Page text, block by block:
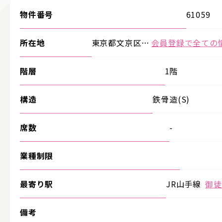
物件番号 61059
所在地 東京都文京区… 会員登録で全ての
階層 1階
構造 鉄骨造(S)
席数 -
業種制限
最寄り駅 JR山手線 御
備考